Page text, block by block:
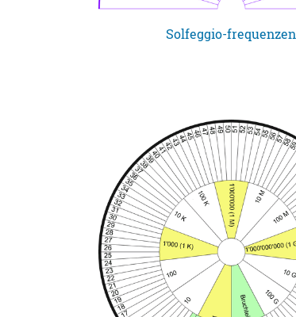
Solfeggio-frequenzen